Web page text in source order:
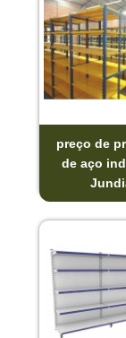
preço de
de aço